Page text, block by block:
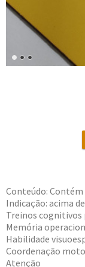
Conteúdo: Contém
Indicação: acima
Treinos cognitivos
Memória
Habilidade
Coordenação
Atenção